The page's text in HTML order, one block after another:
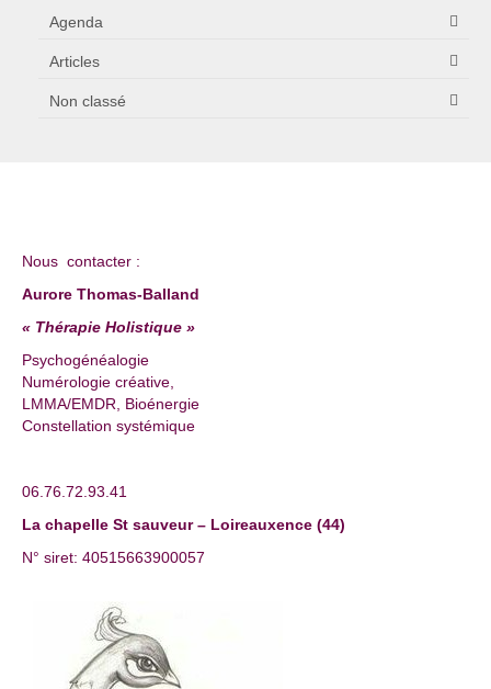
Agenda
Articles
Non classé
Nous contacter :
Aurore Thomas-Balland
« Thérapie Holistique »
Psychogénéalogie
Numérologie créative,
LMMA/EMDR, Bioénergie
Constellation systémique
06.76.72.93.41
La chapelle St sauveur – Loireauxence (44)
N° siret: 40515663900057